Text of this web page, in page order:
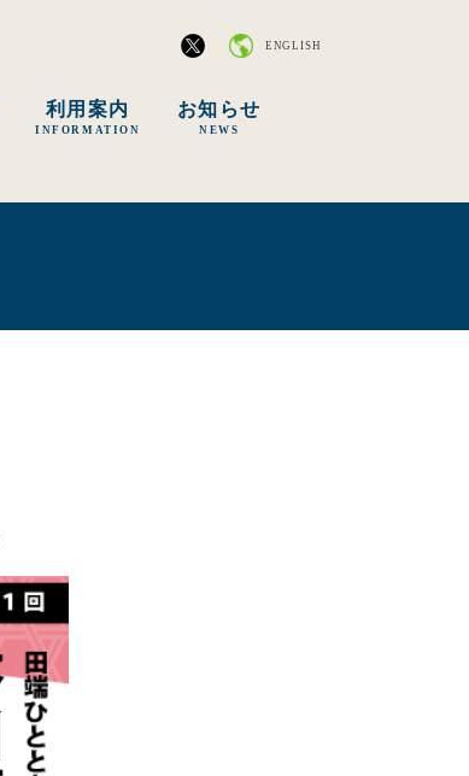
ENGLISH
利用案内
INFORMATION
お知らせ
NEWS